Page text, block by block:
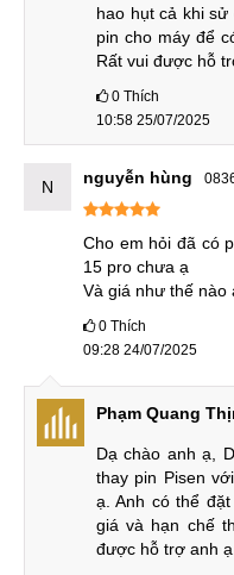
iPhone 15 Pro tại
mặt bằng chung thị
phí liên quan đến
chính xác với khách
trạng đội giá.
Không phát sinh
được thông báo từ
phí phụ nào khác phát
Cam kết thay Pin điện
MobileCity Care đồng
chính sách bảo hành
tháng với những điều
Bảo hành lên đến
hao hụt cả khi
pin cho máy để
Rất vui được hỗ
0 Thích
10:58 25/07/2025
N nguyễn hùng
Cho em hỏi đã có
15 pro chưa ạ
Và giá như thế nào
0 Thích
09:28 24/07/2025
Phạm Quang
Dạ chào anh ạ,
thay pin Pisen
ạ. Anh có thể
giá và hạn chế
được hỗ trợ anh ạ.